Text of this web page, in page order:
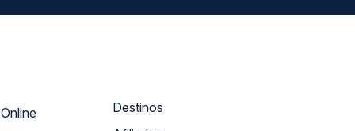
Atendimento Online
Destinos